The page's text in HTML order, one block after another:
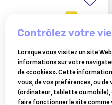
HUVEPHARMA
virkon s poudre 1kg
contrôlez votre
Lorsque vous visitez un site
informations sur votre
de «cookies». Cette
vous, de vos préférences, ou
(ordinateur, tablette ou
faire fonctionner le site comme